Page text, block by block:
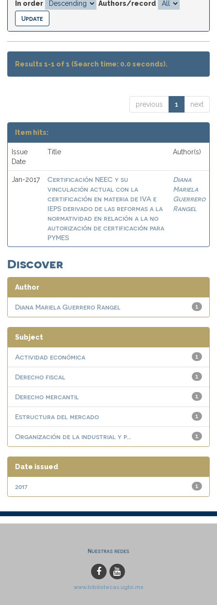
In order
Authors/record
Results 1-1 of 1 (Search time: 0.0 seconds).
previous 1 next
Item hits:
Issue
Date
Title Author(s)
Jan-2017
Certificación NEEC y su
vinculación actual con la
certificación en materia de IVA e
IEPS derivado de las reformas a la
normatividad en relación a la no
autorización de certificación para
PYMES
Diana
Mariela
Guerrero
Rangel
Discover
Author
1
Diana Mariela Guerrero Rangel
Subject
1
Actividad económica
1
Derecho fiscal
1
Derecho mercantil
1
Estructura del mercado
1
Organización de la industrial y p...
Date issued
1
2017
Nuestras redes
www.bibliotecas.ugto.mx